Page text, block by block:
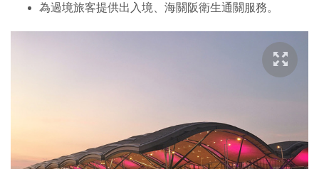
為過境旅客提供出入境、海關阪衛生通關服務。